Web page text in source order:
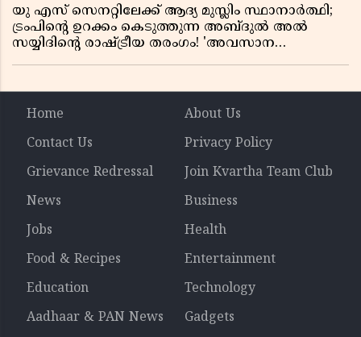
യു എസ് സെനറ്റിലേക്ക് ആദ്യ മുസ്ലിം സ്ഥാനാർത്ഥി;
ട്രംപിന്റെ ഉറക്കം കെടുത്തുന്ന അബ്ദുൽ അൽ
സയ്യിദിന്റെ രാഷ്ട്രീയ തരംഗം! 'അവസാന
Home
About Us
Contact Us
Privacy Policy
Grievance Redressal
Join Kvartha Team Club
News
Business
Jobs
Health
Food & Recipes
Entertainment
Education
Technology
Aadhaar & PAN News
Gadgets